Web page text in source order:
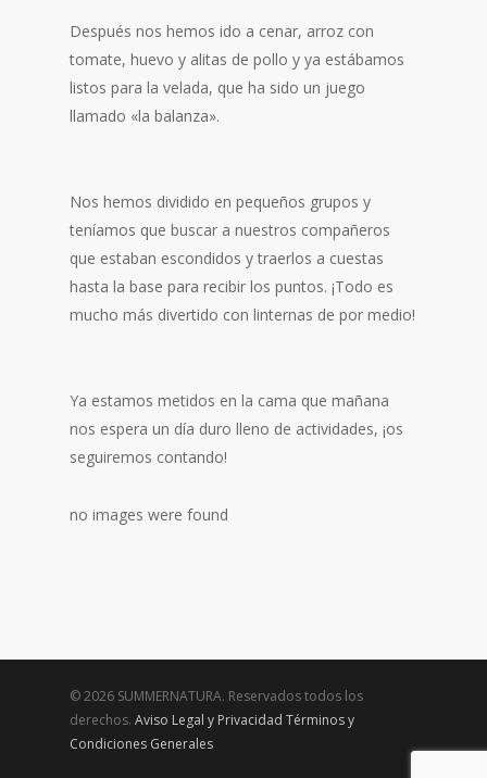
Después nos hemos ido a cenar, arroz con
tomate, huevo y alitas de pollo y ya estábamos
listos para la velada, que ha sido un juego
llamado «la balanza».
Nos hemos dividido en pequeños grupos y
teníamos que buscar a nuestros compañeros
que estaban escondidos y traerlos a cuestas
hasta la base para recibir los puntos. ¡Todo es
mucho más divertido con linternas de por medio!
Ya estamos metidos en la cama que mañana
nos espera un día duro lleno de actividades, ¡os
seguiremos contando!
no images were found
© 2026 SUMMERNATURA. Reservados todos los
derechos. Aviso Legal y Privacidad Términos y
Condiciones Generales